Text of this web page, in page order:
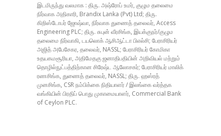
இடமிருந்து வலமாக : திரு. அஷ்ரோப் உமர், குழும தலைமை
நிர்வாக அதிகாரி, Brandix Lanka (Pvt) Ltd; திரு.
கிறிஸ்டோபர் ஜோஷ்வா, நிர்வாக துணைத் தலைவர், Access
Engineering PLC; திரு. சுபுன் வீரசிங்க, இயக்குநர்/குழும
தலைமை நிர்வாகி, டயலொக் ஆசிஆட்டா பிஎல்சி; பேராசிரியர்
அஜித் அபேசேகர, தலைவர், NASSL; பேராசிரியர் கோமிகா
உதயகமசூரியா, அதிமேதகு ஜனாதிபதியின் அறிவியல் மற்றும்
தொழில்நுட்பத்திற்கான சிரேஷ்ட ஆலோசகர்; பேராசிரியர் மாலிக்
ரணசிங்க, துணைத் தலைவர், NASSL; திரு. ஹஸ்ரத்
முனசிங்க, CSR நம்பிக்கை நிதியாளர் / இலங்கை வர்த்தக
வங்கியின் பிரதிப் பொது முகாமையாளர், Commercial Bank
of Ceylon PLC.